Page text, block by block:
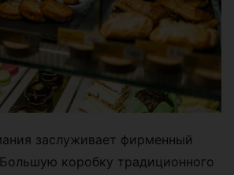
заслуживает фирменный
коробку традиционного